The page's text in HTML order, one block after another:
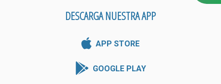
DESCARGA NUESTRA APP
APP STORE
GOOGLE PLAY